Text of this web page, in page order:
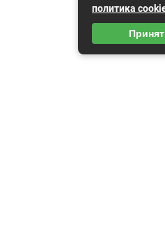
политика